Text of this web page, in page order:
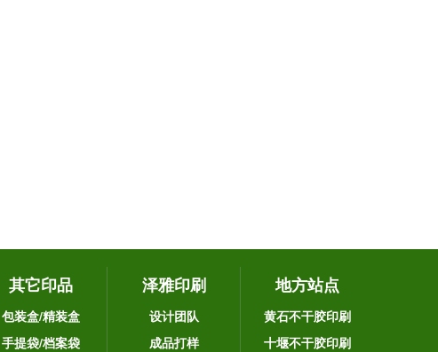
其它印品
包装盒/精装盒
手提袋/档案袋
泽雅印刷
设计团队
成品打样
地方站点
黄石不干胶印刷
十堰不干胶印刷